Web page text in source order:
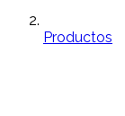
Productos